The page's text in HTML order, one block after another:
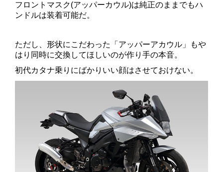
フロントマスク(アッパーカウル)は純正のままでもハ
ンドルは装着可能だ。
ただし、形状にこだわった「アッパーアカウル」もや
はり同時に交換してほしいのが作り手の本音。
初代カタナ乗りにばかりいい顔はさせておけない。